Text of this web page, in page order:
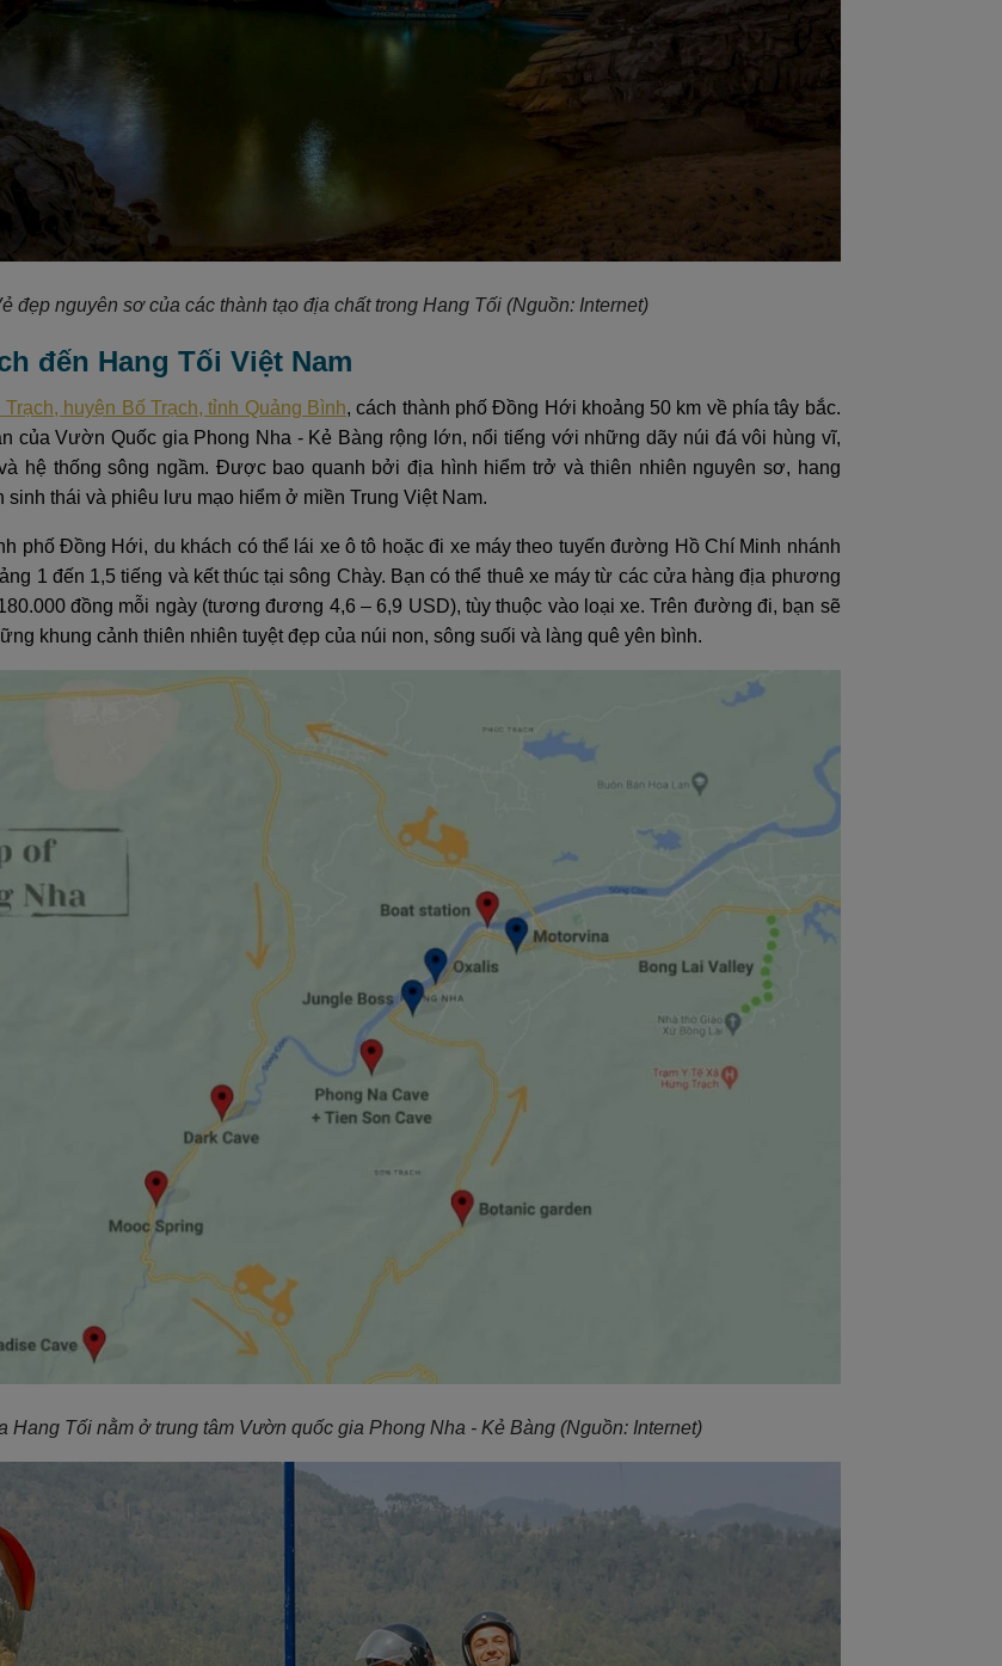
đẹp nguyên sơ của các thành tạo địa chất trong Hang Tối (Nguồn: Internet)
đến Hang Tối Việt Nam
huyện Bố Trạch, tỉnh Quảng Bình, cách thành phố Đồng Hới khoảng 50 km về phía tây bắc.
của Vườn Quốc gia Phong Nha - Kẻ Bàng rộng lớn, nổi tiếng với những dãy núi đá vôi hùng vĩ,
hệ thống sông ngầm. Được bao quanh bởi địa hình hiểm trở và thiên nhiên nguyên sơ, hang
sinh thái và phiêu lưu mạo hiểm ở miền Trung Việt Nam.
phố Đồng Hới, du khách có thể lái xe ô tô hoặc đi xe máy theo tuyến đường Hồ Chí Minh nhánh
1 đến 1,5 tiếng và kết thúc tại sông Chày. Bạn có thể thuê xe máy từ các cửa hàng địa phương
đồng mỗi ngày (tương đương 4,6 – 6,9 USD), tùy thuộc vào loại xe. Trên đường đi, bạn sẽ
khung cảnh thiên nhiên tuyệt đẹp của núi non, sông suối và làng quê yên bình.
Hang Tối nằm ở trung tâm Vườn quốc gia Phong Nha - Kẻ Bàng(Nguồn: Internet)